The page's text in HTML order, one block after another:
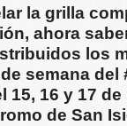
la grilla
ahora
los
semana del
15, 16 y 17 de
de San